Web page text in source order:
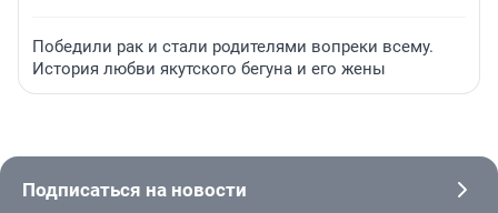
Победили рак и стали родителями вопреки всему.
История любви якутского бегуна и его жены
Подписаться на новости